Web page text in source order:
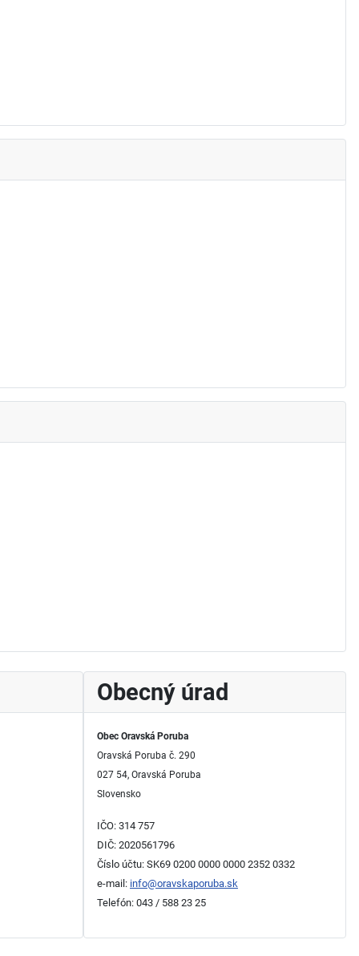
Obecný úrad
Obec Oravská Poruba
Oravská Poruba č. 290
027 54, Oravská Poruba
Slovensko
IČO: 314 757
DIČ: 2020561796
Číslo účtu: SK69 0200 0000 0000 2352 0332
e-mail: info@oravskaporuba.sk
Telefón: 043 / 588 23 25